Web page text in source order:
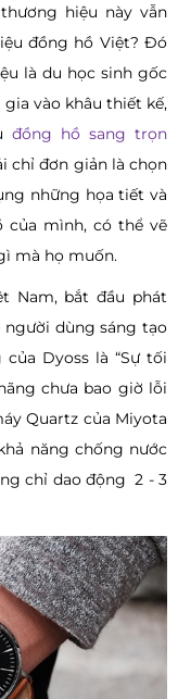
hiệu này vẫn
đồng hồ Việt? Đó
là du học sinh gốc
vào khâu thiết kế,
đồng hồ sang trọn
chỉ đơn giản là chọn
những họa tiết và
của mình, có thể vẽ
mà họ muốn.
Nam, bắt đầu phát
dùng sáng tạo
Dyoss là “Sự tối
chưa bao giờ lỗi
Quartz của Miyota
năng chống nước
chỉ dao động 2 - 3